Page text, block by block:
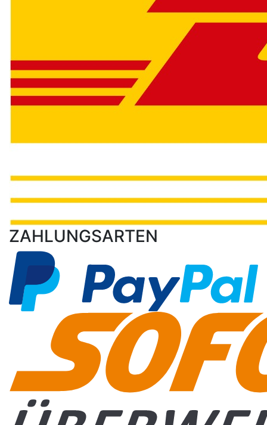
ZAHLUNGSARTEN